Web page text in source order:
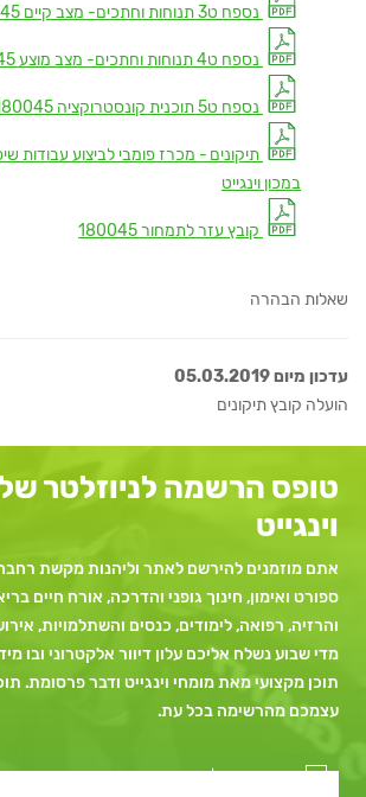
נספח ט3 תנוחות וחתכים- מצב קיים 180045
נספח ט4 תנוחות וחתכים- מצב מוצע 180045
נספח ט5 תוכנית קונסטרוקציה 180045
תיקונים - מכרז פומבי לביצוע עבודות
במכון וינגייט
קובץ עזר לתמחור 180045
שאלות הבהרה
עדכון מיום 05.03.2019
הועלה קובץ תיקונים
טופס הרשמה לניוזלטר של
וינגייט
אתם מוזמנים להירשם לאתר וליהנות מקשת
ספורט ואימון, חינוך גופני והדרכה, אורח חיים
והרזיה, רפואה, לימודים, כנסים והשתלמויות,
מדי שבוע נשלח אליכם עלון דיוור אלקטרוני ובו
תוכן מקצועי מאת מומחי וינגייט ודבר פרסומת.
עצמכם מהרשימה בכל עת.
מאשר קבלת תכנים שיווקיים